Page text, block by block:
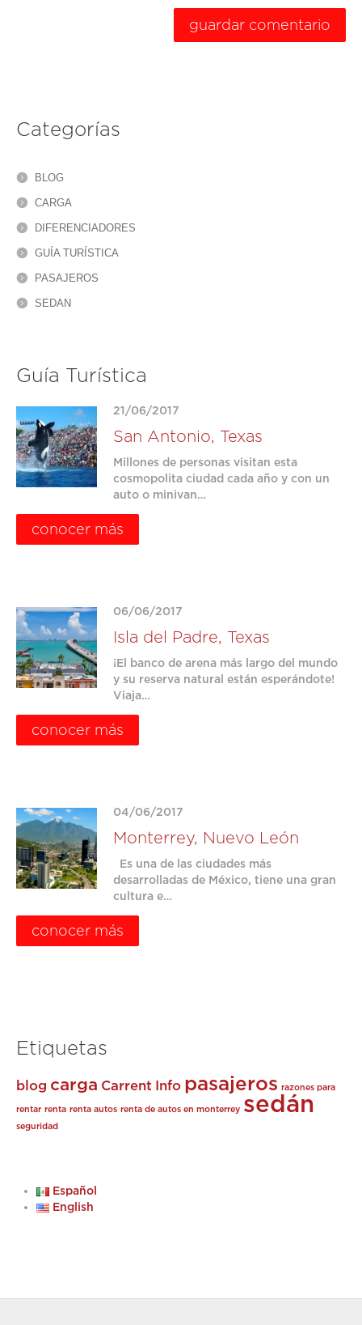
Categorías
BLOG
CARGA
DIFERENCIADORES
GUÍA TURÍSTICA
PASAJEROS
SEDAN
Guía Turística
21/06/2017
San Antonio, Texas
Millones de personas visitan esta
cosmopolita ciudad cada año y con un
auto o minivan…
conocer más
06/06/2017
Isla del Padre, Texas
¡El banco de arena más largo del mundo
y su reserva natural están esperándote!
Viaja…
conocer más
04/06/2017
Monterrey, Nuevo León
Es una de las ciudades más
desarrolladas de México, tiene una gran
cultura e…
conocer más
Etiquetas
blog carga Carrent Info pasajeros razones para
rentar renta renta autos renta de autos en monterrey sedán
seguridad
Español
English